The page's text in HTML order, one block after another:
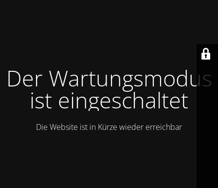
Der Wartungsmodus
ist eingeschaltet
Die Website ist in Kürze wieder erreichbar